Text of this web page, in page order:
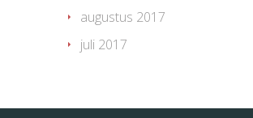
augustus 2017
juli 2017